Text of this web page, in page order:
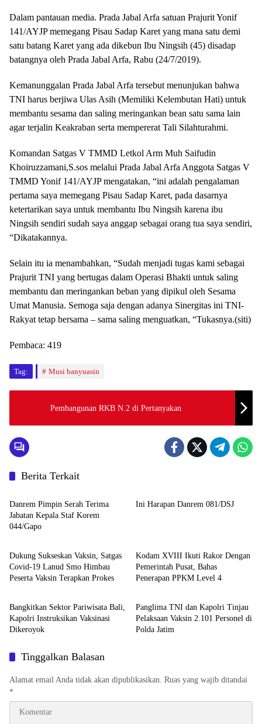
Dalam pantauan media. Prada Jabal Arfa satuan Prajurit Yonif
141/AYJP memegang Pisau Sadap Karet yang mana satu demi
satu batang Karet yang ada dikebun Ibu Ningsih (45) disadap
batangnya oleh Prada Jabal Arfa, Rabu (24/7/2019).
Kemanunggalan Prada Jabal Arfa tersebut menunjukan bahwa
TNI harus berjiwa Ulas Asih (Memiliki Kelembutan Hati) untuk
membantu sesama dan saling meringankan bean satu sama lain
agar terjalin Keakraban serta mempererat Tali Silahturahmi.
Komandan Satgas V TMMD Letkol Arm Muh Saifudin
Khoiruzzamani,S.sos melalui Prada Jabal Arfa Anggota Satgas V
TMMD Yonif 141/AYJP mengatakan, “ini adalah pengalaman
pertama saya memegang Pisau Sadap Karet, pada dasarnya
ketertarikan saya untuk membantu Ibu Ningsih karena ibu
Ningsih sendiri sudah saya anggap sebagai orang tua saya sendiri,
“Dikatakannya.
Selain itu ia menambahkan, “Sudah menjadi tugas kami sebagai
Prajurit TNI yang bertugas dalam Operasi Bhakti untuk saling
membantu dan meringankan beban yang dipikul oleh Sesama
Umat Manusia. Semoga saja dengan adanya Sinergitas ini TNI-
Rakyat tetap bersama – sama saling menguatkan, “Tukasnya.(siti)
Pembaca: 419
Tag: Musi banyuasin
Pembangunan RKB N.2 di Pertanyakan
Berita Terkait
Palembang
Danrem Pimpin Serah Terima
Jabatan Kepala Staf Korem
044/Gapo
Ini Harapan Danrem 081/DSJ
Nasional
Dukung Sukseskan Vaksin, Satgas
Covid-19 Lanud Smo Himbau
Peserta Vaksin Terapkan Prokes
Kodam XVIII Ikuti Rakor Dengan
Pemerintah Pusat, Bahas
Penerapan PPKM Level 4
Warta TNI
Bangkitkan Sektor Pariwisata Bali,
Kapolri Instruksikan Vaksinasi
Dikeroyok
Warta TNI
Panglima TNI dan Kapolri Tinjau
Pelaksaan Vaksin 2.101 Personel di
Polda Jatim
Tinggalkan Balasan
Alamat email Anda tidak akan dipublikasikan. Ruas yang wajib ditandai
*